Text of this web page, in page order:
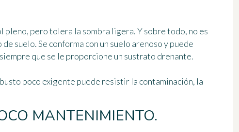
pleno, pero tolera la sombra ligera. Y sobre todo, no es
suelo. Se conforma con un suelo arenosoy puede
que se le proporcione un sustrato drenante.
poco exigente puede resistir la contaminación, la
MANTENIMIENTO.